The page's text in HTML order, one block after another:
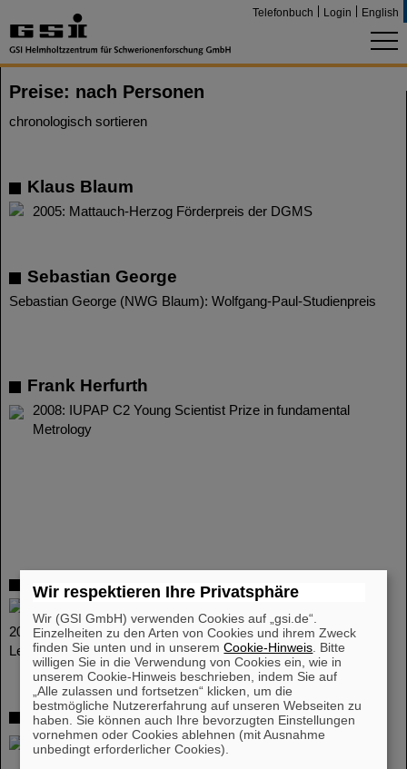
Telefonbuch Login English
Preise: nach Personen
chronologisch sortieren
Klaus Blaum
2005: Mattauch-Herzog Förderpreis der DGMS
Sebastian George
Sebastian George (NWG Blaum): Wolfgang-Paul-Studienpreis
Frank Herfurth
2008: IUPAP C2 Young Scientist Prize in fundamental
Metrology
Jens Ketelaer
2007: Preis des "VDI-Bezirksverein Rheingau" für exzellente
Leistungen in der Wissenschaft und im Ingenieurwesen
Prof. Dr. Hans-Jürgen Kluge
2005: APS Fellow 2005
Wir respektieren Ihre Privatsphäre
Wir (GSI GmbH) verwenden Cookies auf „gsi.de“.
Einzelheiten zu den Arten von Cookies und ihrem Zweck
finden Sie unten und in unseremCookie-Hinweis . Bitte
willigen Sie in die Verwendung von Cookies ein, wie in
unserem Cookie-Hinweis beschrieben, indem Sie auf
„Alle zulassen und fortsetzen“ klicken, um die
bestmögliche Nutzererfahrung auf unseren Webseiten zu
haben. Sie können auch Ihre bevorzugten Einstellungen
vornehmen oder Cookies ablehnen (mit Ausnahme
unbedingt erforderlicher Cookies).